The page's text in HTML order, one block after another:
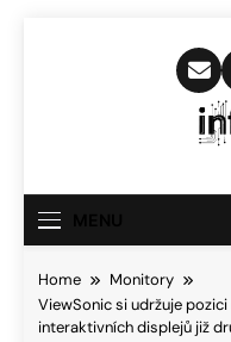
Home
Monitory
ViewSonic si udržuje
interaktivních displejů již